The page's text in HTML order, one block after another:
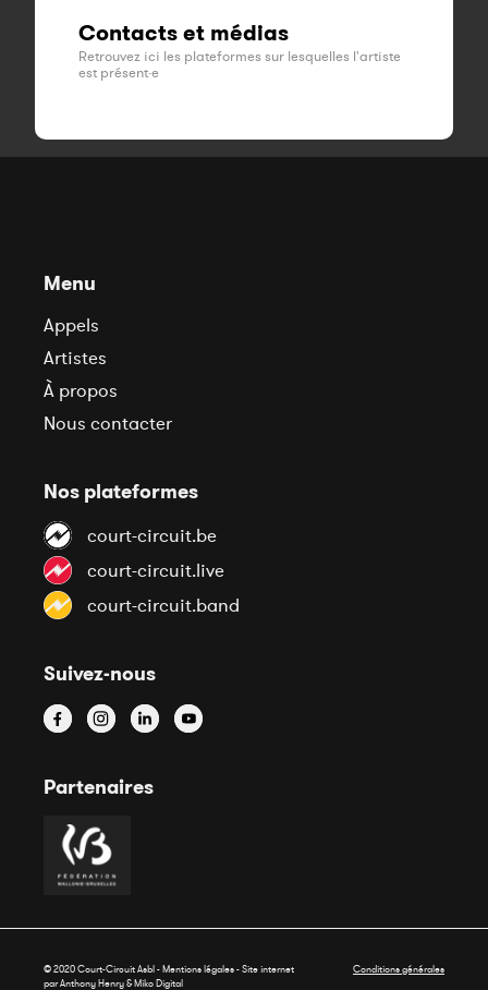
Contacts et médias
Retrouvez ici les plateformes sur lesquelles l'artiste
est présent·e
Menu
Appels
Artistes
À propos
Nous contacter
Nos plateformes
court-circuit.be
court-circuit.live
court-circuit.band
Suivez-nous
Partenaires
© 2020 Court-Circuit Asbl - Mentions légales - Site internet
par Anthony Henry &Miko Digital
Conditions générales